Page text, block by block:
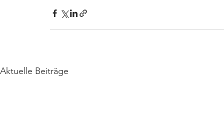
Aktuelle Beiträge